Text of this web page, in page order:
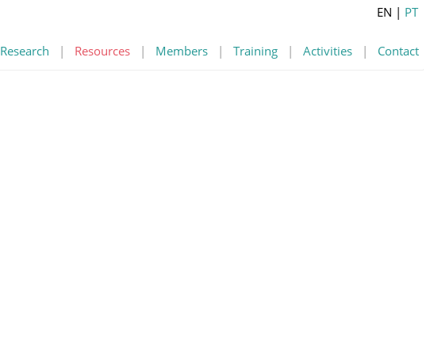
Research | Resources | Members | Training | Activities | Contact
EN | PT